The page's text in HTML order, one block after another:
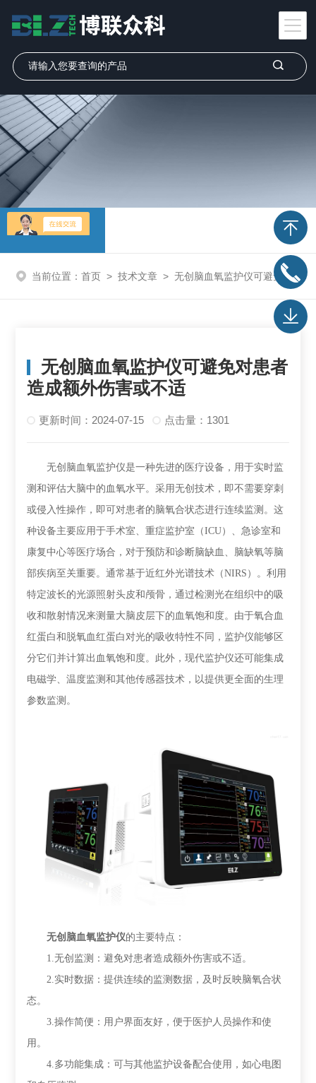
技术文章
当前位置： 首页 > 技术文章 > 无创脑血氧监护仪可避免对患者造成额外伤害或不适
无创脑血氧监护仪可避免对患者
造成额外伤害或不适
更新时间：2024-07-15 点击量：1301
无创脑血氧监护仪是一种先进的医疗设备，用于实时监
测和评估大脑中的血氧水平。采用无创技术，即不需要穿刺
或侵入性操作，即可对患者的脑氧合状态进行连续监测。这
种设备主要应用于手术室、重症监护室（ICU）、急诊室和
康复中心等医疗场合，对于预防和诊断脑缺血、脑缺氧等脑
部疾病至关重要。通常基于近红外光谱技术（NIRS）。利用
特定波长的光源照射头皮和颅骨，通过检测光在组织中的吸
收和散射情况来测量大脑皮层下的血氧饱和度。由于氧合血
红蛋白和脱氧血红蛋白对光的吸收特性不同，监护仪能够区
分它们并计算出血氧饱和度。此外，现代监护仪还可能集成
电磁学、温度监测和其他传感器技术，以提供更全面的生理
参数监测。
无创脑血氧监护仪的主要特点：
1.无创监测：避免对患者造成额外伤害或不适。
2.实时数据：提供连续的监测数据，及时反映脑氧合状
态。
3.操作简便：用户界面友好，便于医护人员操作和使
用。
4.多功能集成：可与其他监护设备配合使用，如心电图